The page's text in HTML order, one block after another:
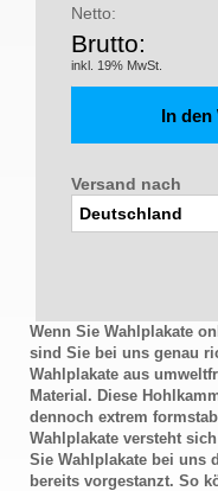
Netto:
Brutto:
inkl. 19% MwSt.
Versand nach
Wenn Sie Wahlplakate
sind Sie bei uns genau
Wahlplakate aus
Material. Diese
dennoch extrem
Wahlplakate versteht
Sie Wahlplakate bei uns
bereits vorgestanzt. So